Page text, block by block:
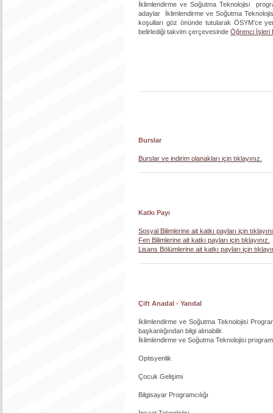
İklimlendirme ve Soğutma Teknolojisi
adaylar İklimlendirme ve Soğutma
koşulları göz önünde tutularak ÖSYM’ce
belirlediği takvim çerçevesinde Öğrenci İşleri
Burslar
Burslar ve indirim olanakları için tıklayınız.
Katkı Payı
Sosyal Bilimlerine ait katkı payları için
Fen Bilimlerine ait katkı payları için tıklayınız.
Lisans Bölümlerine ait katkı payları için
Çift Anadal - Yandal
İklimlendirme ve Soğutma Teknolojisi
başkanlığından bilgi alınabilir.
İklimlendirme ve Soğutma Teknolojisi
Optisyenlik
Çocuk Gelişimi
Bilgisayar Programcılığı